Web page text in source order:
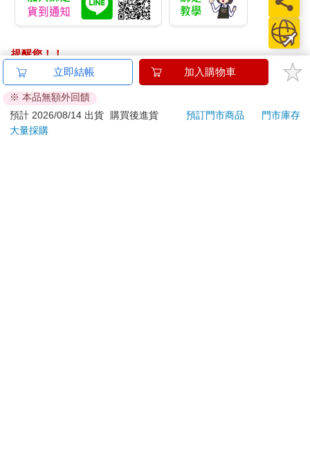
提醒您！！
金石堂及銀行均不會請您操作ATM! 如接獲電話要求您前往
ATM提款機，請不要聽從指示，以免受騙上當！
退換貨須知：
**提醒您，鑑賞期不等於試用期，退回商品須為全新狀態**
立即結帳 加入購物車
※ 本品無額外回饋
預計 2026/08/14 出貨
購買後進貨 預訂門市商品
門市庫存
大量採購